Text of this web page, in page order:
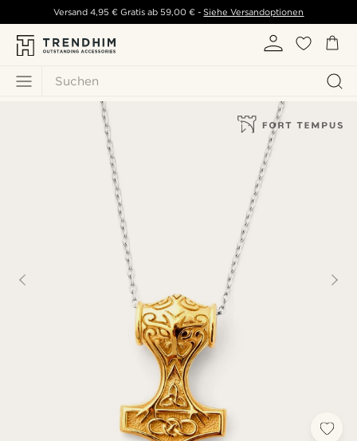
Suchen
Versand 4,95 € Gratis ab 59,00 € - Siehe Versandoptionen